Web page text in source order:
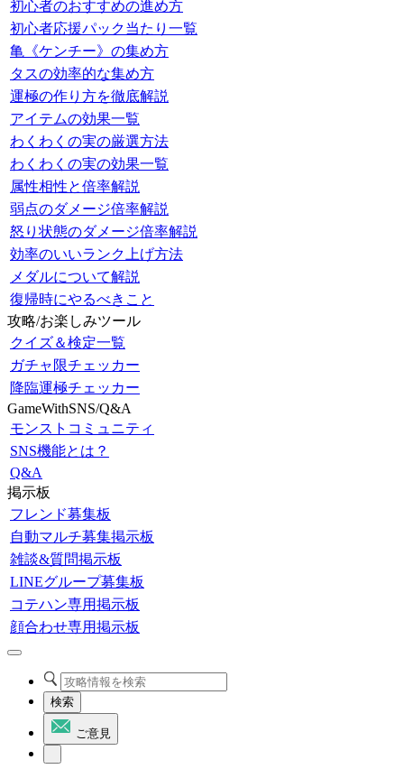
初心者のおすすめの進め方
初心者応援パック当たり一覧
亀《ケンチー》の集め方
タスの効率的な集め方
運極の作り方を徹底解説
アイテムの効果一覧
わくわくの実の厳選方法
わくわくの実の効果一覧
属性相性と倍率解説
弱点のダメージ倍率解説
怒り状態のダメージ倍率解説
効率のいいランク上げ方法
メダルについて解説
復帰時にやるべきこと
攻略/お楽しみツール
クイズ＆検定一覧
ガチャ限チェッカー
降臨運極チェッカー
GameWithSNS/Q&A
モンストコミュニティ
SNS機能とは？
Q&A
掲示板
フレンド募集板
自動マルチ募集掲示板
雑談&質問掲示板
LINEグループ募集板
コテハン専用掲示板
顔合わせ専用掲示板
検索
ご意見